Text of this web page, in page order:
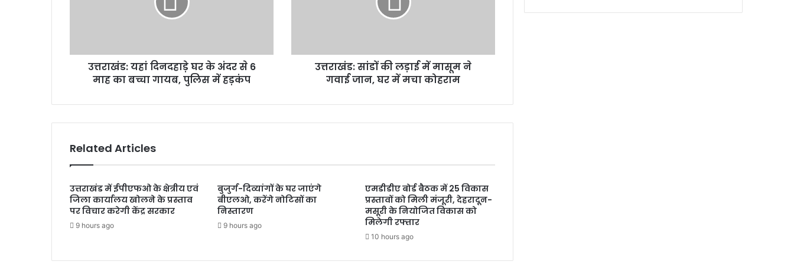
माह
पुलिस
उत्तराखंड: यहां दिनदहाड़े घर के अंदर से 6
माह का बच्चा गायब, पुलिस में हड़कंप
जान,
कोहराम
उत्तराखंड: सांडों की लड़ाई में मासूम ने
गवाई जान, घर में मचा कोहराम
Related Articles
उत्तराखंड में ईपीएफओ के क्षेत्रीय एवं
जिला कार्यालय खोलने के प्रस्ताव
पर विचार करेगी केंद्र सरकार
9 hours ago
बुजुर्ग-दिव्यांगों के घर जाएंगे
बीएलओ, करेंगे नोटिसों का
निस्तारण
9 hours ago
एमडीडीए बोर्ड बैठक में 25 विकास
प्रस्तावों को मिली मंजूरी, देहरादून-
मसूरी के नियोजित विकास को
मिलेगी रफ्तार
10 hours ago